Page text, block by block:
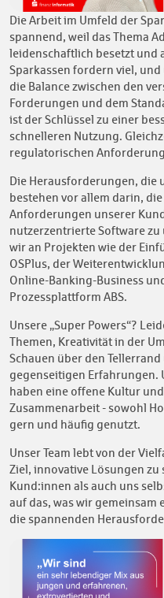
Die Arbeit im Umfeld der
spannend, weil das Thema
leidenschaftlich besetzt und
Sparkassen fordern viel,
die Balance zwischen den
Forderungen und dem
ist der Schlüssel zu einer
schnelleren Nutzung.
regulatorischen
Die Herausforderungen, die
bestehen vor allem darin,
Anforderungen unserer
nutzerzentrierte Software
wir an Projekten wie der
OSPlus, der
Online-Banking-Business
Prozessplattform ABS.
Unsere „Super Powers“?
Themen, Kreativität in der
Schauen über den
gegenseitigen Erfahrungen.
haben eine offene Kultur
Zusammenarbeit - sowohl
gern und häufig genutzt.
Unser Team lebt von der
Ziel, innovative Lösungen
Kund:innen als auch uns
auf das, was wir
die spannenden